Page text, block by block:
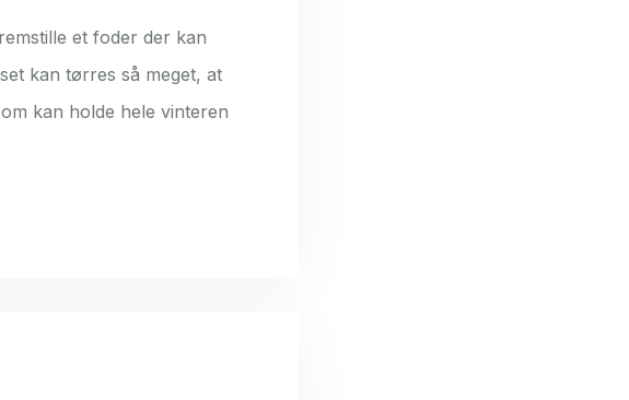
et foder der kan
kan tørres så meget, at
kan holde hele vinteren